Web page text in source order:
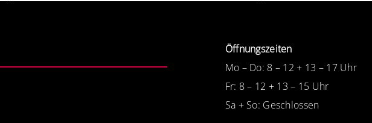
Öffnungszeiten
Mo – Do: 8 – 12 + 13 – 17 Uhr
Fr: 8 – 12 + 13 – 15 Uhr
Sa + So: Geschlossen